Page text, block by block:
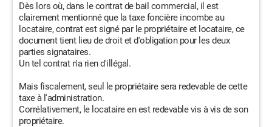
Dès lors où, dans le contrat de bail commercial, il est
clairement mentionné que la taxe foncière incombe au
locataire, contrat est signé par le propriétaire et locataire, ce
document tient lieu de droit et d'obligation pour les deux
parties signataires.
Un tel contrat n'a rien d'illégal.
Mais fiscalement, seul le propriétaire sera redevable de cette
taxe à l'administration.
Corrélativement, le locataire en est redevable vis à vis de son
propriétaire.